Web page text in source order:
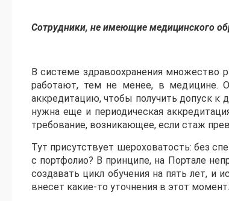
Сотрудники, не имеющие медицинского
В системе здравоохранения множество
работают, тем не менее, в медицине.
аккредитацию, чтобы получить допуск к
нужна еще и периодическая
требование, возникающее, если стаж
Тут присутствует шероховатость: без
с портфолио? В принципе, на Портале
создавать цикл обучения на пять лет, и
внесет какие-то уточнения в этот момент.